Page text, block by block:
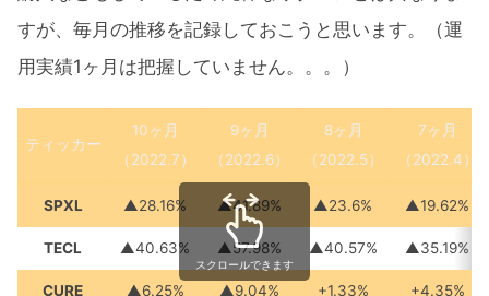
すが、毎月の推移を記録しておこうと思います。（運
用実績1ヶ月は把握していません。。。）
ティッカー
10ヶ月
（2022.7）
9ヶ月
（2022.6）
8ヶ月
（2022.5）
7ヶ月
（2022.4）
SPXL ▲28.16% ▲41.89% ▲23.6% ▲19.62%
TECL ▲40.63% ▲57.98% ▲40.57% ▲35.19%
CURE ▲6.25% ▲9.04% +1.33% +4.35%
スクロールできます